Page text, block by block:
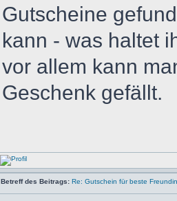
Gutscheine
kann - was haltet
vor allem kann
Geschenk gefällt.
Betreff des Beitrags: Re: Gutschein für beste Freundin